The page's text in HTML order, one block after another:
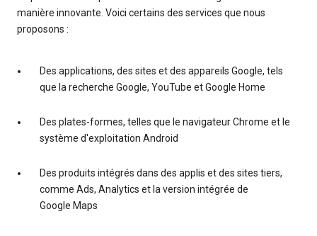
manière innovante. Voici certains des services que nous
proposons :
Des applications, des sites et des appareils Google, tels
que la recherche Google, YouTube et Google Home
Des plates-formes, telles que le navigateur Chrome et le
système d'exploitation Android
Des produits intégrés dans des applis et des sites tiers,
comme Ads, Analytics et la version intégrée de
Google Maps